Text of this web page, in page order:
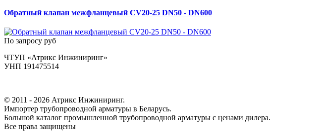
Обратный клапан межфланцевый CV20-25 DN50 - DN600
По запросу руб
ЧТУП «Атрикс Инжиниринг»
УНП 191475514
© 2011 - 2026 Атрикс Инжиниринг.
Импортер трубопроводной арматуры в Беларусь.
Большой каталог промышленной трубопроводной арматуры с ценами дилера.
Все права защищены